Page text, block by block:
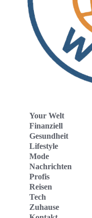
Your Welt
Finanziell
Gesundheit
Lifestyle
Mode
Nachrichten
Profis
Reisen
Tech
Zuhause